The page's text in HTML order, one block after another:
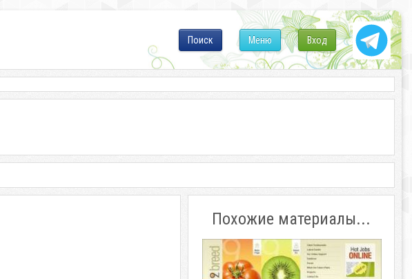
Вход
Меню
Поиск
Похожие материалы...